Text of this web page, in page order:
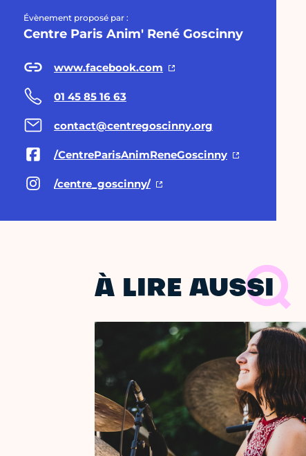
Évènement proposé par :
Centre Paris Anim' René Goscinny
www.facebook.com
01 45 85 16 63
contact@centregoscinny.org
/CentreParisAnimReneGoscinny
/centre_goscinny/
À LIRE AUSSI